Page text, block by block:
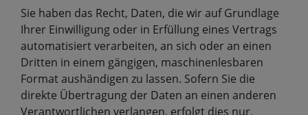
Sie haben das Recht, Daten, die wir auf Grundlage
Ihrer Einwilligung oder in Erfüllung eines Vertrags
automatisiert verarbeiten, an sich oder an einen
Dritten in einem gängigen, maschinenlesbaren
Format aushändigen zu lassen. Sofern Sie die
direkte Übertragung der Daten an einen anderen
Verantwortlichen verlangen, erfolgt dies nur,